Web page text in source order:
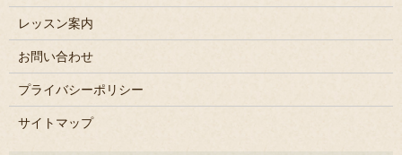
レッスン案内
お問い合わせ
プライバシーポリシー
サイトマップ